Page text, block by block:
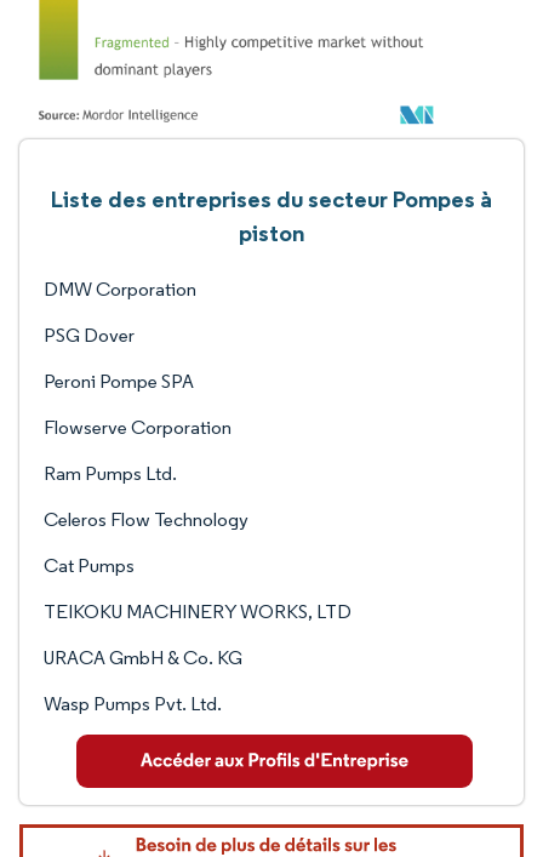
Liste des entreprises du secteur Pompes à
piston
DMW Corporation
PSG Dover
Peroni Pompe SPA
Flowserve Corporation
Ram Pumps Ltd.
Celeros Flow Technology
Cat Pumps
TEIKOKU MACHINERY WORKS, LTD
URACA GmbH & Co. KG
Wasp Pumps Pvt. Ltd.